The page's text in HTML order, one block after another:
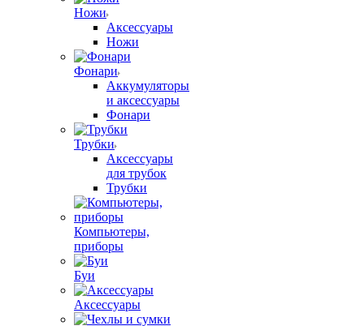
Ножи
Аксессуары
Ножи
Фонари
Аккумуляторы
и аксессуары
Фонари
Трубки
Аксессуары
для трубок
Трубки
Компьютеры,
приборы
Буи
Аксессуары